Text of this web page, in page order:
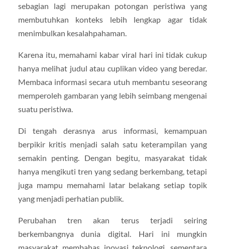
sebagian lagi merupakan potongan peristiwa yang
membutuhkan konteks lebih lengkap agar tidak
menimbulkan kesalahpahaman.
Karena itu, memahami kabar viral hari ini tidak cukup
hanya melihat judul atau cuplikan video yang beredar.
Membaca informasi secara utuh membantu seseorang
memperoleh gambaran yang lebih seimbang mengenai
suatu peristiwa.
Di tengah derasnya arus informasi, kemampuan
berpikir kritis menjadi salah satu keterampilan yang
semakin penting. Dengan begitu, masyarakat tidak
hanya mengikuti tren yang sedang berkembang, tetapi
juga mampu memahami latar belakang setiap topik
yang menjadi perhatian publik.
Perubahan tren akan terus terjadi seiring
berkembangnya dunia digital. Hari ini mungkin